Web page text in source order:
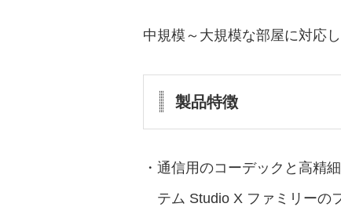
中規模～大規模な部屋に対応
製品特徴
・通信用のコーデックと高精
テム Studio X ファミリーの